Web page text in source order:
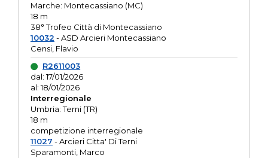
Marche: Montecassiano (MC)
18 m
38° Trofeo Città di Montecassiano
10032 - ASD Arcieri Montecassiano
Censi, Flavio
R2611003
dal: 17/01/2026
al: 18/01/2026
Interregionale
Umbria: Terni (TR)
18 m
competizione interregionale
11027 - Arcieri Citta' Di Terni
Sparamonti, Marco